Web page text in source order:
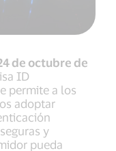
de octubre de
ID
permite a los
adoptar
y
pueda